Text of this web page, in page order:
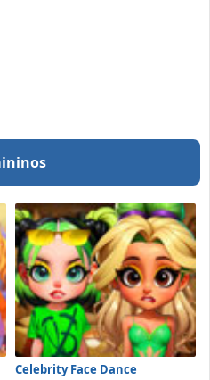
Celebrity Face Dance